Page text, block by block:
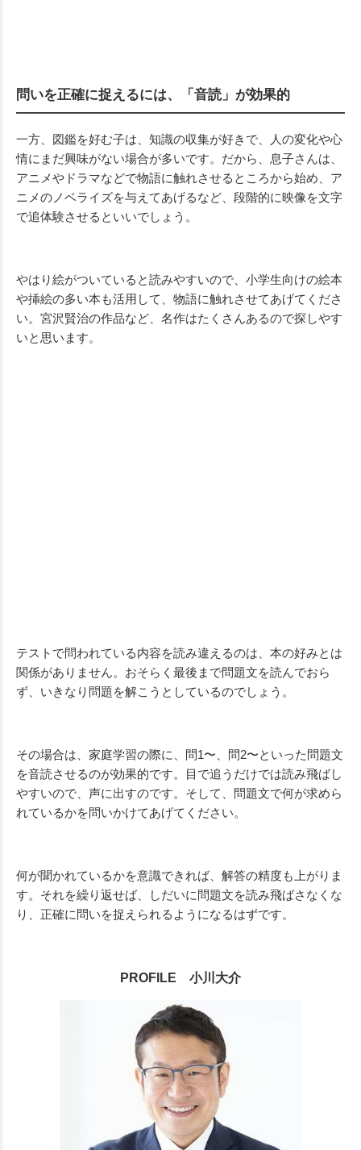
問いを正確に捉えるには、「音読」が効果的
一方、図鑑を好む子は、知識の収集が好きで、人の変化や心
情にまだ興味がない場合が多いです。だから、息子さんは、
アニメやドラマなどで物語に触れさせるところから始め、ア
ニメのノベライズを与えてあげるなど、段階的に映像を文字
で追体験させるといいでしょう。
やはり絵がついていると読みやすいので、小学生向けの絵本
や挿絵の多い本も活用して、物語に触れさせてあげてくださ
い。宮沢賢治の作品など、名作はたくさんあるので探しやす
いと思います。
テストで問われている内容を読み違えるのは、本の好みとは
関係がありません。おそらく最後まで問題文を読んでおら
ず、いきなり問題を解こうとしているのでしょう。
その場合は、家庭学習の際に、問1〜、問2〜といった問題文
を音読させるのが効果的です。目で追うだけでは読み飛ばし
やすいので、声に出すのです。そして、問題文で何が求めら
れているかを問いかけてあげてください。
何が聞かれているかを意識できれば、解答の精度も上がりま
す。それを繰り返せば、しだいに問題文を読み飛ばさなくな
り、正確に問いを捉えられるようになるはずです。
PROFILE 小川大介